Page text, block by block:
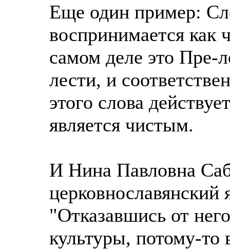
Еще один пример:
воспринимается как
самом деле это Пре-
лести, и
этого слова
является чистым.
И Нина Павловна
церковнославянский
"Отказавшись от
культуры, потому-то